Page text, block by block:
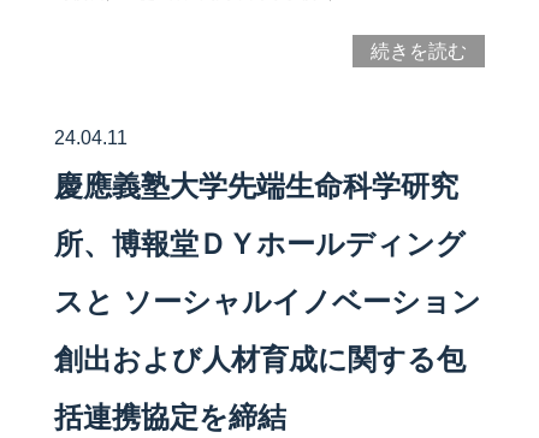
続きを読む
24.04.11
慶應義塾大学先端生命科学研究
所、博報堂ＤＹホールディング
スと ソーシャルイノベーション
創出および人材育成に関する包
括連携協定を締結